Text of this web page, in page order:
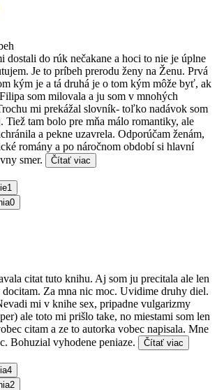
dostali do rúk nečakane a hoci to nie je úplne
Je to príbeh prerodu ženy na Ženu. Prvá
kým je a tá druhá je o tom kým môže byť, ak
som milovala a ju som v mnohých
mi prekážal slovník- toľko nadávok som
Tiež tam bolo pre mňa málo romantiky, ale
a pekne uzavrela. Odporúčam ženám,
romány a po náročnom období si hlavní
smer.
Čítať viac
1
0
citat tuto knihu. Aj som ju precitala ale len
Za mna nic moc. Uvidime druhy diel.
mi v knihe sex, pripadne vulgarizmy
ale toto mi prišlo take, no miestami som len
citam a ze to autorka vobec napisala. Mne
Bohuzial vyhodene peniaze.
Čítať viac
4
2